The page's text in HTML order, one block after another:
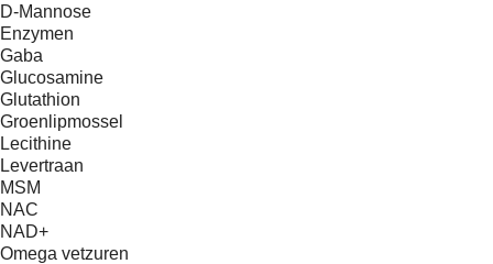
D-Mannose
Enzymen
Gaba
Glucosamine
Glutathion
Groenlipmossel
Lecithine
Levertraan
MSM
NAC
NAD+
Omega vetzuren